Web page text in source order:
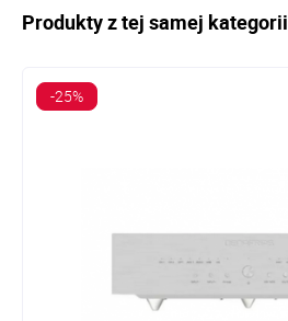
Produkty z tej samej kategorii
-25%